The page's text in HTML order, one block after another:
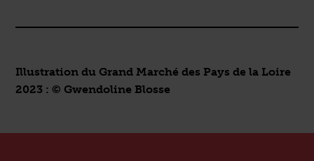
Illustration du Grand Marché des Pays de la Loire
2023 : © Gwendoline Blosse